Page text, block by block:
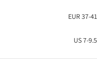
37-41 EUR
7-9.5 US